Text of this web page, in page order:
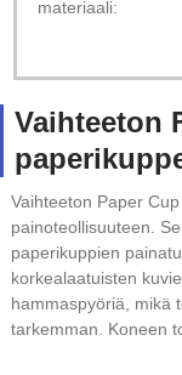
materiaali:
Vaihteeton
Vaihteeton Paper
painoteollisuuteen.
paperikuppien
korkealaatuisten
hammaspyöriä, mikä
tarkemman. Koneen